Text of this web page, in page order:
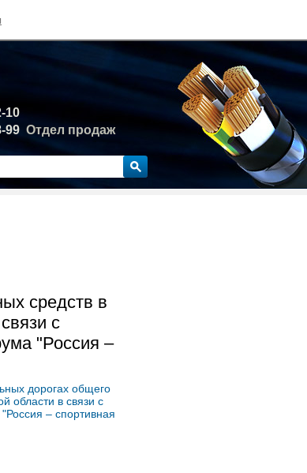
10
99 Отдел продаж
средств в
с
"Россия –
дорогах общего
области в связи с
– спортивная